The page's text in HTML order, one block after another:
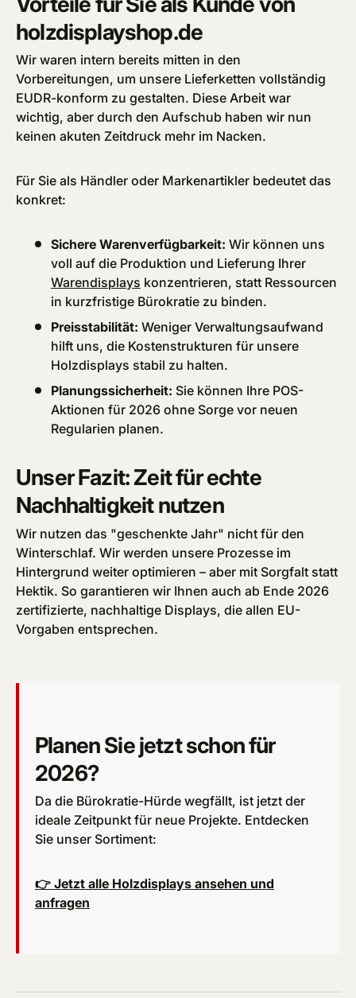
holzdisplayshop.de
Wir waren intern bereits mitten in den
Vorbereitungen, um unsere Lieferketten vollständig
EUDR-konform zu gestalten. Diese Arbeit war
wichtig, aber durch den Aufschub haben wir nun
keinen akuten Zeitdruck mehr im Nacken.
Für Sie als Händler oder Markenartikler bedeutet das
konkret:
Sichere Warenverfügbarkeit: Wir können uns
voll auf die Produktion und Lieferung Ihrer
Warendisplays konzentrieren, statt Ressourcen
in kurzfristige Bürokratie zu binden.
Preisstabilität: Weniger Verwaltungsaufwand
hilft uns, die Kostenstrukturen für unsere
Holzdisplays stabil zu halten.
Planungssicherheit: Sie können Ihre POS-
Aktionen für 2026 ohne Sorge vor neuen
Regularien planen.
Unser Fazit: Zeit für echte
Nachhaltigkeit nutzen
Wir nutzen das "geschenkte Jahr" nicht für den
Winterschlaf. Wir werden unsere Prozesse im
Hintergrund weiter optimieren – aber mit Sorgfalt statt
Hektik. So garantieren wir Ihnen auch ab Ende 2026
zertifizierte, nachhaltige Displays, die allen EU-
Vorgaben entsprechen.
Planen Sie jetzt schon für
2026?
Da die Bürokratie-Hürde wegfällt, ist jetzt der
ideale Zeitpunkt für neue Projekte. Entdecken
Sie unser Sortiment:
👉 Jetzt alle Holzdisplays ansehen und
anfragen